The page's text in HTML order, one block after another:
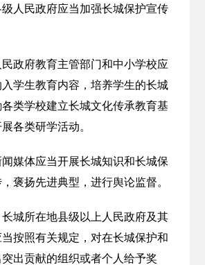
人民政府应当加强长城保护宣传
政府教育主管部门和中小学校应
学生教育内容，培养学生的长城
类学校建立长城文化传承教育基
各类研学活动。
媒体应当开展长城知识和长城保
褒扬先进典型，进行舆论监督。
城所在地县级以上人民政府及其
按照有关规定，对在长城保护和
出贡献的组织或者个人给予奖